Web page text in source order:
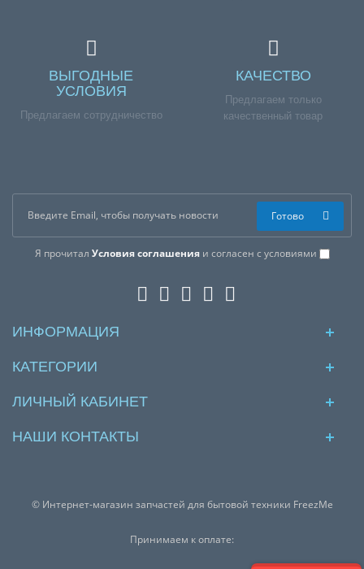
ВЫГОДНЫЕ
УСЛОВИЯ
Предлагаем сотрудничество
КАЧЕСТВО
Предлагаем только
качественный товар
Я прочитал Условия соглашенияи согласен с условиями
Готово
ИНФОРМАЦИЯ
КАТЕГОРИИ
ЛИЧНЫЙ КАБИНЕТ
НАШИ КОНТАКТЫ
© Интернет-магазин запчастей для бытовой техники FreezMe
Принимаем к оплате: